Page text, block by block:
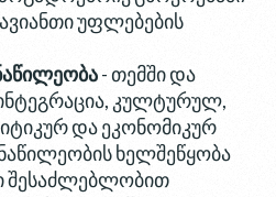
უფლებების
- თემში და
კულტურულ,
და ეკონომიკურ
ხელშეწყობა
შესაძლებლობით